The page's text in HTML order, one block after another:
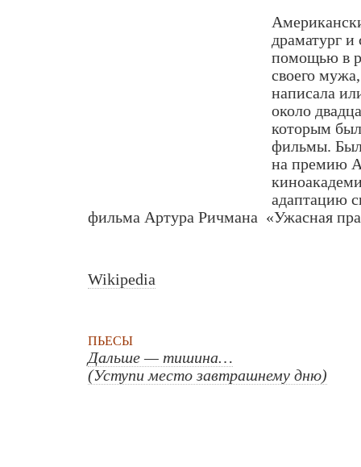
драматург и
помощью в
своего
написала
около
которым
фильмы.
на премию
адаптацию
фильма Артура Ричмана «Ужасная
Wikipedia
ПЬЕСЫ
Дальше — тишина…
(Уступи место завтрашнему дню)